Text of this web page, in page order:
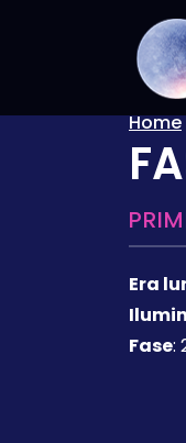
Home
Era
Fase: